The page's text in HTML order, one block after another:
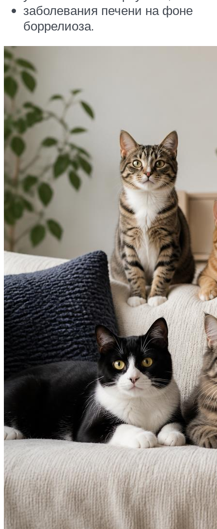
заболевания печени на фоне
боррелиоза.